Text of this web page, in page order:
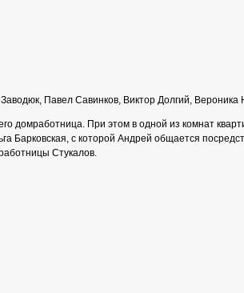
Павел Савинков, Виктор Долгий,
домработница. При этом в одной из комнат
Барковская, с которой Андрей общается
Стукалов.